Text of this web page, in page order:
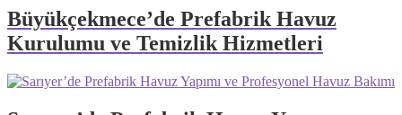
Büyükçekmece’de Prefabrik Havuz
Kurulumu ve Temizlik Hizmetleri